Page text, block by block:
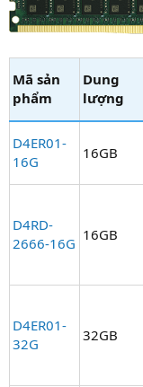
Mã sản
phẩm​
Dung
lượng​
D4ER01-
16G
16GB
D4RD-
2666-16G 16GB
D4ER01-
32G
32GB